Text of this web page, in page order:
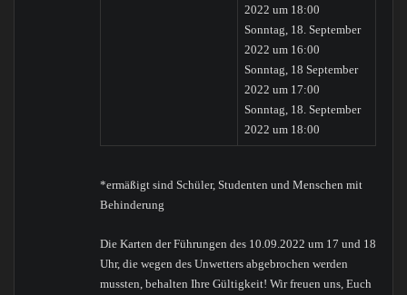
2022 um 18:00
Sonntag, 18. September
2022 um 16:00
Sonntag, 18 September
2022 um 17:00
Sonntag, 18. September
2022 um 18:00
*ermäßigt sind Schüler, Studenten und Menschen mit
Behinderung
Die Karten der Führungen des 10.09.2022 um 17 und 18
Uhr, die wegen des Unwetters abgebrochen werden
mussten, behalten Ihre Gültigkeit! Wir freuen uns, Euch